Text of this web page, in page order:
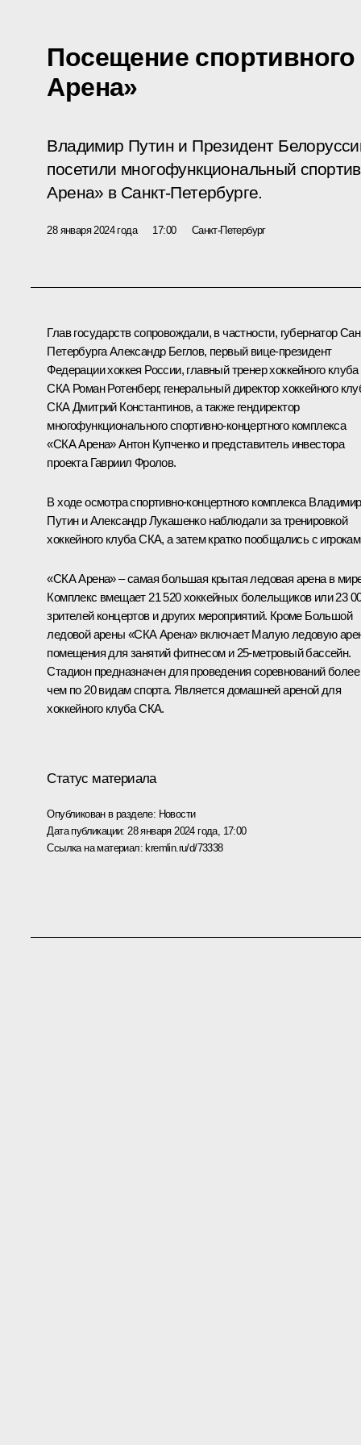
Посещение
Арена»
Владимир Путин и Президент
посетили многофункциональный
Арена» в Санкт-Петербурге.
28 января 2024 года 17:00 Санкт-Петербург
Глав государств сопровождали, в частности, губернатор
ПетербургаАлександр Беглов, первый вице-президент
Федерации хоккея России, главный тренер хоккейного клуба
СКА Роман Ротенберг, генеральный директор хоккейного
СКА Дмитрий Константинов, а также гендиректор
многофункционального спортивно-концертного комплекса
«СКА Арена» Антон Купченко и представитель инвестора
проекта Гавриил Фролов.
В ходе осмотра спортивно-концертного комплекса Владимир
Путин иАлександр Лукашенконаблюдали за тренировкой
хоккейного клуба СКА, а затем кратко пообщались с
«СКА Арена» – самая большая крытая ледовая арена в
Комплекс вмещает 21 520 хоккейных болельщиков или 23
зрителей концертов и других мероприятий. Кроме Большой
ледовой арены «СКА Арена» включает Малую ледовую
помещения для занятий фитнесом и 25-метровый бассейн.
Стадион предназначен для проведения соревнований более
чем по 20 видам спорта. Является домашней ареной для
хоккейного клуба СКА.
Статус материала
Опубликован в разделе: Новости
Дата публикации: 28 января 2024 года, 17:00
Ссылка на материал: kremlin.ru/d/73338